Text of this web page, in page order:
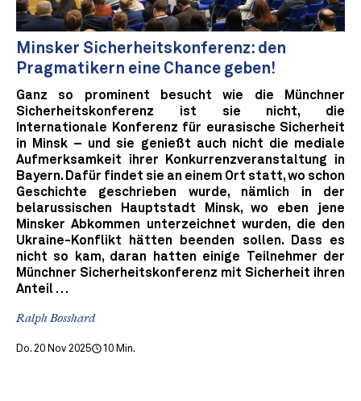
Minsker Sicherheitskonferenz: den
Pragmatikern eine Chance geben!
Ganz so prominent besucht wie die Münchner
Sicherheitskonferenz ist sie nicht, die
Internationale Konferenz für eurasische Sicherheit
in Minsk – und sie genießt auch nicht die mediale
Aufmerksamkeit ihrer Konkurrenzveranstaltung in
Bayern. Dafür findet sie an einem Ort statt, wo schon
Geschichte geschrieben wurde, nämlich in der
belarussischen Hauptstadt Minsk, wo eben jene
Minsker Abkommen unterzeichnet wurden, die den
Ukraine-Konflikt hätten beenden sollen. Dass es
nicht so kam, daran hatten einige Teilnehmer der
Münchner Sicherheitskonferenz mit Sicherheit ihren
Anteil …
Ralph Bosshard
Do. 20 Nov 2025 10 Min.